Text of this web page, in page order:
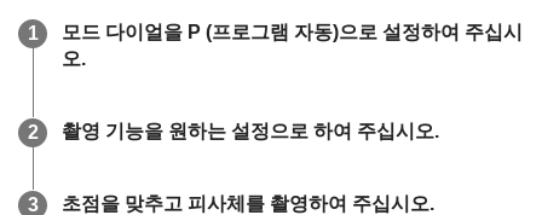
모드 다이얼을 P (프로그램 자동)으로 설정하여 주십시
오.
촬영 기능을 원하는 설정으로 하여 주십시오.
초점을 맞추고 피사체를 촬영하여 주십시오.